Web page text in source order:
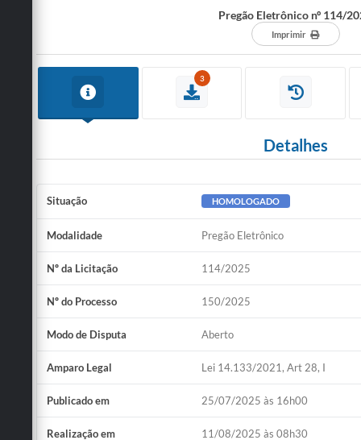
Pregão Eletrônico nº 114/
Imprimir
3
Detalhes
Situação HOMOLOGADO
Modalidade Pregão Eletrônico
Nº da Licitação 114/2025
Nº do Processo 150/2025
Modo de Disputa Aberto
Amparo Legal Lei 14.133/2021, Art 28, I
Publicado em 25/07/2025 às 16h00
Realização em 11/08/2025 às 08h30